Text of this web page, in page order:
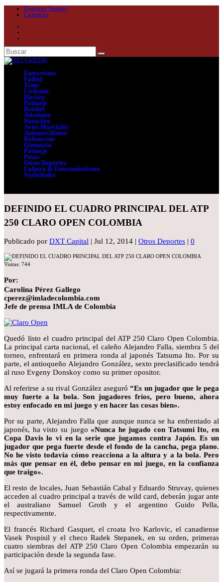
Quienes Somos
Contacto
Entrevistas
Futbol
Tenis
Ciclismo
Hockey
Patinaje
Beisbol
Atletismo
Natación
Artes Marciales
Automovilismo
Baloncesto
Gimnasia
Patinaje
Pesas
Otros Deportes
Cultura & Entretenimiento
Variedades
DEFINIDO EL CUADRO PRINCIPAL DEL ATP
250 CLARO OPEN COLOMBIA
Publicado por DXT Capital | Jul 12, 2014 | Otros Deportes | 0
Visitas: 744
Por:
Carolina Pérez Gallego
cperez@imladecolombia.com
Jefe de prensa IMLA de Colombia
Quedó listo el cuadro principal del ATP 250 Claro Open Colombia.
La principal carta nacional, el caleño Alejandro Falla, siembra 5 del
torneo, enfrentará en primera ronda al japonés Tatsuma Ito. Por su
parte, el antioqueño Alejandro González, sexto preclasificado tendrá
al ruso Evgeny Donskoy como su primer opositor.
Al referirse a su rival González aseguró“Es un jugador que le pega
muy fuerte a la bola. Son jugadores fríos, pero bueno, ahora
estoy enfocado en mi juego y en hacer las cosas bien».
Por su parte, Alejandro Falla que aunque nunca se ha enfrentado al
japonés, ha visto su juego«Nunca he jugado con Tatsumi Ito, en
Copa Davis lo vi en la serie que jugamos contra Japón. Es un
jugador que pega fuerte desde el fondo de la cancha, pega plano.
No he visto todavía cómo reacciona a la altura y a la bola. Pero
más que pensar en él, debo pensar en mi juego, en la confianza
que traigo».
El resto de locales, Juan Sebastián Cabal y Eduardo Struvay, quienes
acceden al cuadro principal a través de wild card, deberán jugar ante
el australiano Samuel Groth y el argentino Guido Pella,
respectivamente.
El francés Richard Gasquet, el croata Ivo Karlovic, el canadiense
Vasek Pospisil y el checo Radek Stepanek, en su orden, primeras
cuatro siembras del ATP 250 Claro Open Colombia empezarán su
participación desde la segunda fase.
Así se jugará la primera ronda del Claro Open Colombia: